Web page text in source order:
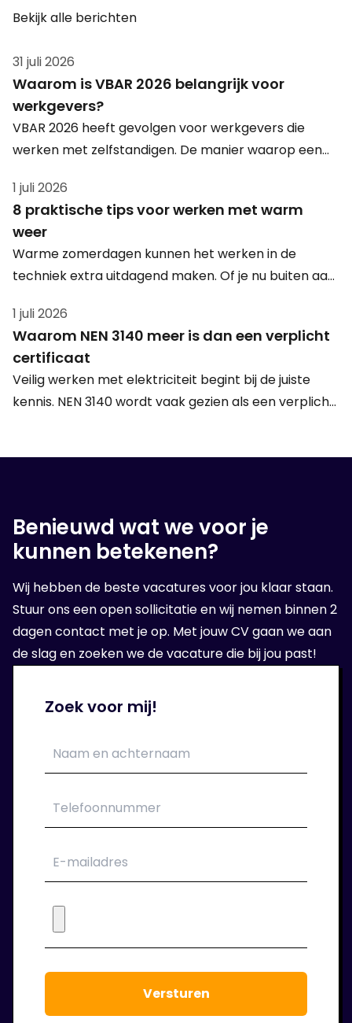
Bekijk alle berichten
31 juli 2026
Waarom is VBAR 2026 belangrijk voor
werkgevers?
VBAR 2026 heeft gevolgen voor werkgevers die
werken met zelfstandigen. De manier waarop een
belangrijker. Daarom is het verstandig om
arbeidsrelaties opnieuw te beoordelen en te kijken
naar juridisch veilige alternatieven zoals detachering.
1 juli 2026
8 praktische tips voor werken met warm
weer
Warme zomerdagen kunnen het werken in de
techniek extra uitdagend maken. Of je nu buiten aan
storing oplost in een technische ruimte: hoge
temperaturen vragen om een slimme aanpak. Met
deze 8 praktische tips blijf je ook tijdens warm weer
veilig, comfortabel en productief aan het werk.
1 juli 2026
Waarom NEN 3140 meer is dan een verplicht
certificaat
Veilig werken met elektriciteit begint bij de juiste
kennis. NEN 3140 wordt vaak gezien als een verplicht
Zoek voor mij!
Benieuwd wat we voor je
kunnen betekenen?
Wij hebben de beste vacatures voor jou klaar staan.
Stuur ons een open sollicitatie en wij nemen binnen 2
dagen contact met je op. Met jouw CV gaan we aan
de slag en zoeken we de vacature die bij jou past!